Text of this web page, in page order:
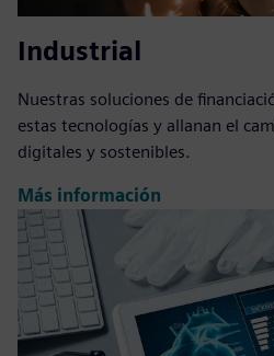
Industrial
Nuestras soluciones de
estas tecnologías y allanan el
digitales y sostenibles.
Más información